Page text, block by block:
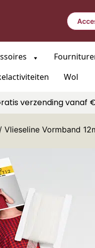
Wol
verzending vanaf
/ Vlieseline Vormband